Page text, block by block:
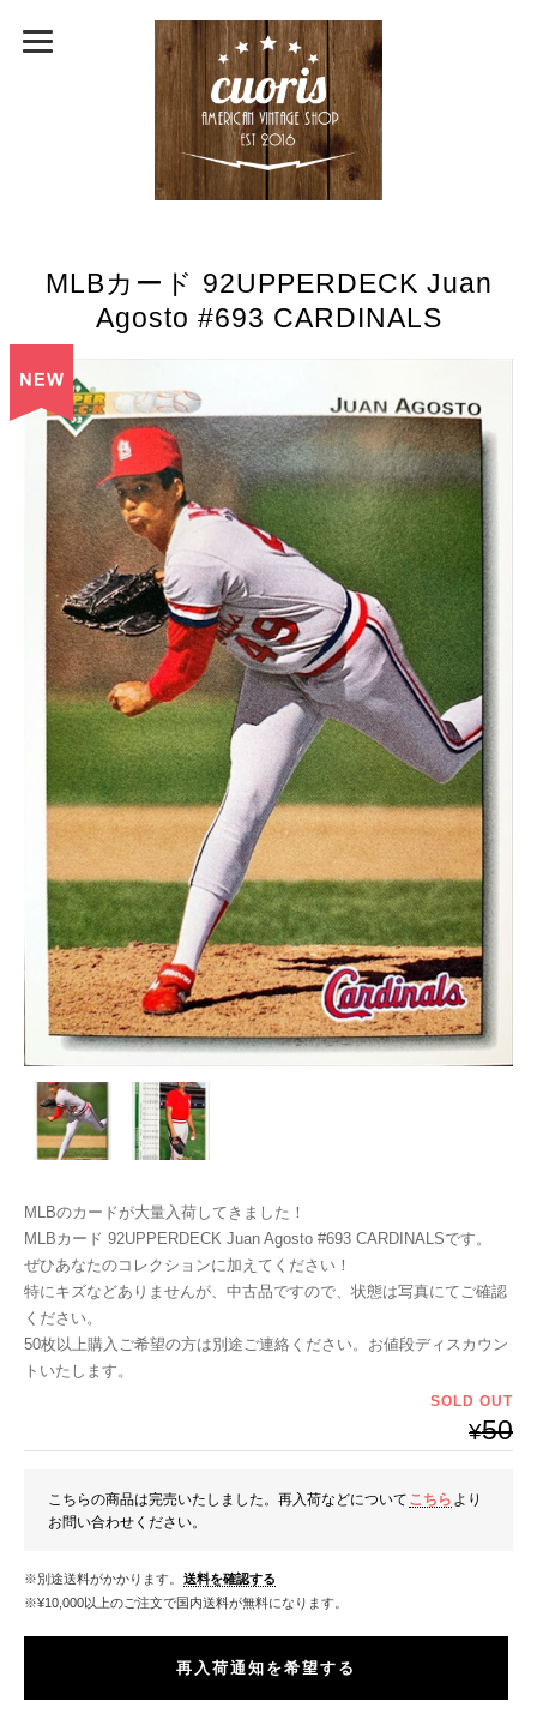
MLBカード 92UPPERDECK Juan
Agosto #693 CARDINALS
MLBのカードが大量入荷してきました！
MLBカード 92UPPERDECK Juan Agosto #693 CARDINALSです。
ぜひあなたのコレクションに加えてください！
特にキズなどありませんが、中古品ですので、状態は写真にてご確認
ください。
50枚以上購入ご希望の方は別途ご連絡ください。お値段ディスカウン
トいたします。
SOLD OUT
¥50
こちらの商品は完売いたしました。再入荷などについて こちら より
お問い合わせください。
※別途送料がかかります。 送料を確認する
※¥10,000以上のご注文で国内送料が無料になります。
再入荷通知を希望する